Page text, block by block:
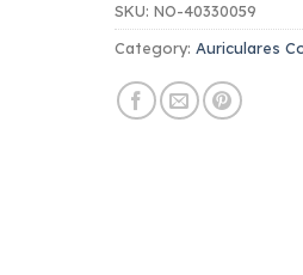
SKU: NO-40330059
Category: Auriculares